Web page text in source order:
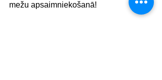
mežu apsaimniekošanā!